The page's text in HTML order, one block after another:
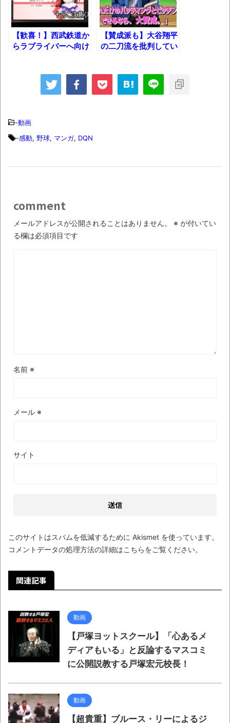
【動画】カニ、ちょっかい出してきた陰に
ブチギレ
長野県のなめこのデカさが規格外だったｗ
新装版「ご冗談でしょう、ファインマンさ
ん（上）（下）」発売
グラビアに挑戦
歴ログは10周年ですがnoteに引っ越します
TBS「マツコの知らない世界」スタグル特
集でほとんど紹介されなかったJリーグ…なら
ば自分たちで紹介だ！
に入院中のオレのオナサポ懇願したら・・・
【極画像】名古屋の地下鉄
全方位青い芝包囲網すぎて色々見失う、新
しい仕事観
見ていると！悲しくなってしまう猫の画像
の数々！！
果とか
【歓喜！】西武鉄道か
らラブライバーへ向け
【賛成派も】大谷翔平
の二刀流を批判してい
-動画
-感動, 野球, マンガ, DQN
comment
メールアドレスが公開されることはありません。 ※ が付いてい
る欄は必須項目です
名前 ※
メール ※
サイト
このサイトはスパムを低減するために Akismet を使っています。
コメントデータの処理方法の詳細はこちらをご覧ください。
関連記事
動画
【戸塚ヨットスクール】「心あるメ
ディアもいる」と反論するマスコミ
に公開説教する戸塚宏元校長！
動画
【超貴重】ブルース・リーによるジ